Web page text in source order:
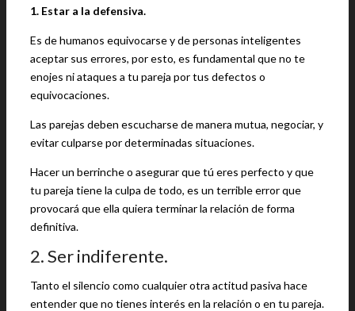
1. Estar a la defensiva.
Es de humanos equivocarse y de personas inteligentes
aceptar sus errores, por esto, es fundamental que no te
enojes ni ataques a tu pareja por tus defectos o
equivocaciones.
Las parejas deben escucharse de manera mutua, negociar, y
evitar culparse por determinadas situaciones.
Hacer un berrinche o asegurar que tú eres perfecto y que
tu pareja tiene la culpa de todo, es un terrible error que
provocará que ella quiera terminar la relación de forma
definitiva.
2. Ser indiferente.
Tanto el silencio como cualquier otra actitud pasiva hace
entender que no tienes interés en la relación o en tu pareja.